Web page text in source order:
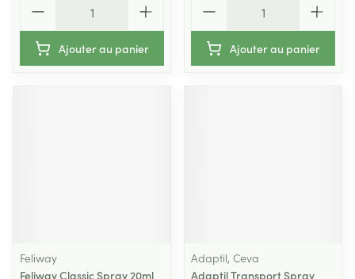
Ajouter au panier Ajouter au panier
Feliway
Feliway Classic Spray 20ml
Adaptil, Ceva
Adaptil Transport Spray